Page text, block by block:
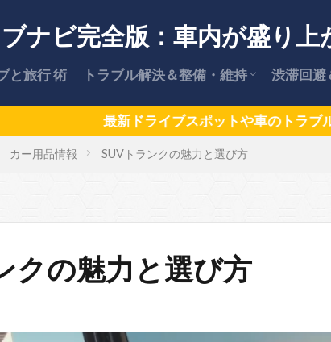
ナビ完全版：車内が盛り
と旅行 術 トラブル解決＆整備・維持
【保存版】車のトラブル解決策
安全な運転術
車の維持費・節約ガイド
カー用品情報
【保存版】愛車を高く売却する方法
と交渉術
渋滞回避
イブスポットや車のトラブル解決法を完全網羅！
カー用品情報 SUVトランクの魅力と選び方
クの魅力と選び方